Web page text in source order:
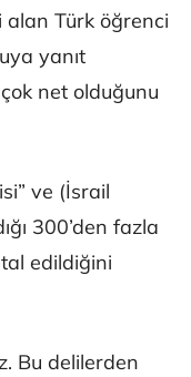
Türk öğrenci
yanıt
net olduğunu
ve (İsrail
300’den fazla
edildiğini
Bu delilerden